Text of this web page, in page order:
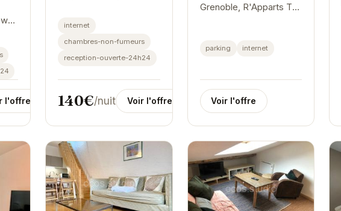
l'offre
à Grenoble. Sa situation
idéale permet
internet
chambres-non-fumeurs
reception-ouverte-24h24
140€/nuit Voir l'offre
Grenoble, R'Apparts T2
moderne et confortable.
d'affaires...
parking internet
Voir l'offre